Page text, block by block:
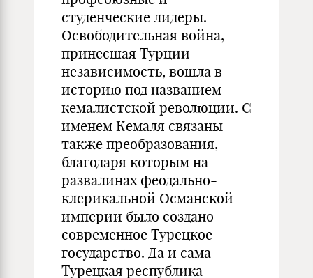
студенческие лидеры.
Освободительная война,
принесшая Турции
независимость, вошла в
историю под названием
кемалистской революции. С
именем Кемаля связаны
также преобразования,
благодаря которым на
развалинах феодально-
клерикальной Османской
империи было создано
современное Турецкое
государство. Да и сама
Турецкая республика